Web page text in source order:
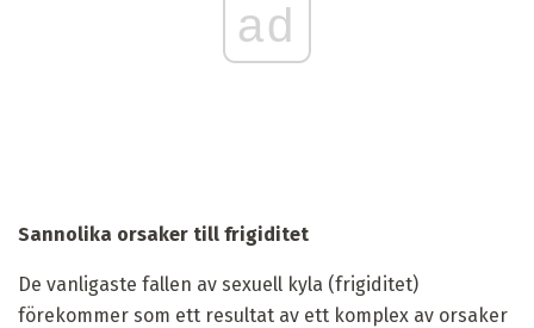
ad
Sannolika orsaker till frigiditet
De vanligaste fallen av sexuell kyla (frigiditet)
förekommer som ett resultat av ett komplex av orsaker